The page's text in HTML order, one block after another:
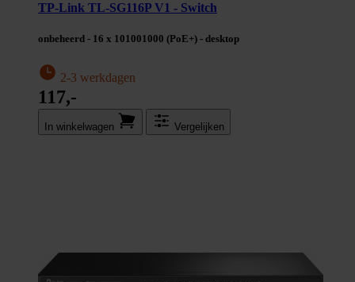
TP-Link TL-SG116P V1 - Switch
onbeheerd - 16 x 101001000 (PoE+) - desktop
2-3 werkdagen
117,-
In winkel­wagen Vergelijken